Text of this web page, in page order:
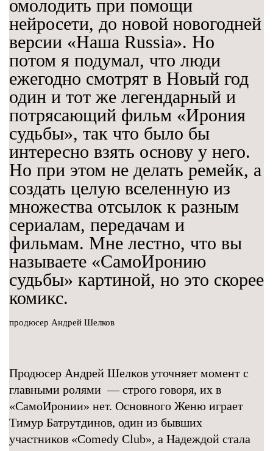
омолодить при помощи
нейросети, до новой новогодней
версии «Наша Russia». Но
потом я подумал, что люди
ежегодно смотрят в Новый год
один и тот же легендарный и
потрясающий фильм «Ирония
судьбы», так что было бы
интересно взять основу у него.
Но при этом не делать ремейк, а
создать целую вселенную из
множества отсылок к разным
сериалам, передачам и
фильмам. Мне лестно, что вы
называете «СамоИронию
судьбы» картиной, но это скорее
комикс.
продюсер Андрей Шелков
Продюсер Андрей Шелков уточняет момент с
главными ролями — строго говоря, их в
«СамоИронии» нет. Основного Женю играет
Тимур Батрутдинов, один из бывших
участников «Comedy Club», а Надеждой стала